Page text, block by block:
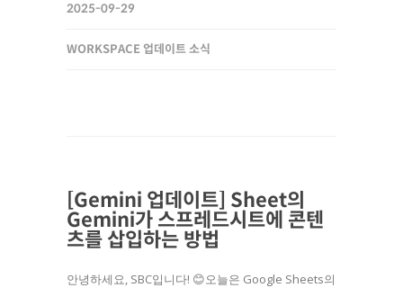
2025-09-29
WORKSPACE 업데이트 소식
[Gemini 업데이트] Sheet의
Gemini가 스프레드시트에 콘텐
츠를 삽입하는 방법
안녕하세요, SBC입니다! 😊오늘은 Google Sheets의